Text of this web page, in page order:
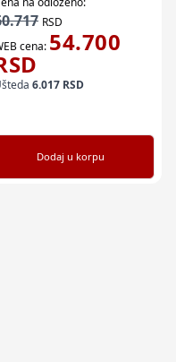
punjaca 90NB0ZR2-
M07H30
RSD
cena: 54.700
6.017 RSD
Dodaj u korpu